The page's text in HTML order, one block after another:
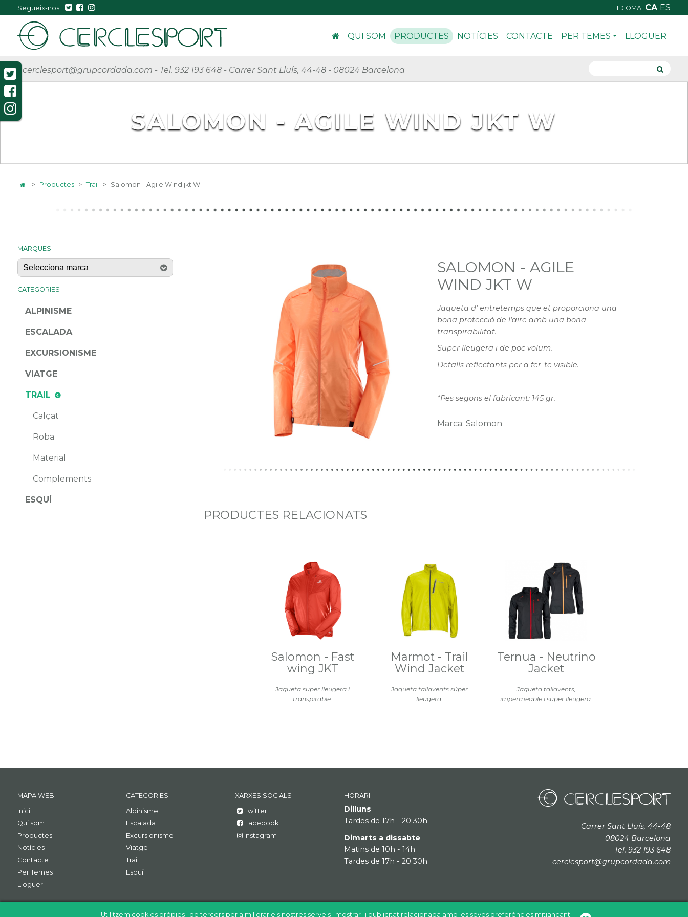
Utilitzem cookies pròpies i de tercers per a millorar els nostres serveis i mostrar-li publicitat relacionada amb les seves preferències mitjançant
Segueix-nos: IDIOMA: CA ES
QUI SOM PRODUCTES NOTÍCIES CONTACTE PER TEMES LLOGUER
cerclesport@grupcordada.com - Tel. 932 193 648 - Carrer Sant Lluís, 44-48 - 08024 Barcelona
SALOMON - AGILE WIND JKT W
> Productes > Trail > Salomon - Agile Wind jkt W
MARQUES
CATEGORIES
ALPINISME
ESCALADA
EXCURSIONISME
VIATGE
TRAIL
Calçat
Roba
Material
Complements
ESQUÍ
SALOMON - AGILE
WIND JKT W
Marca: Salomon
Jaqueta d' entretemps que et proporciona una
bona protecció de l'aire amb una bona
transpirabilitat.
Super lleugera i de poc volum.
Detalls reflectants per a fer-te visible.
*Pes segons el fabricant: 145 gr.
PRODUCTES RELACIONATS
Jaqueta super lleugera i
transpirable.
Salomon - Fast
wing JKT
Jaqueta tallavents súper
lleugera.
Marmot - Trail
Wind Jacket
Jaqueta tallavents,
impermeable i súper lleugera.
Ternua - Neutrino
Jacket
MAPA WEB
Inici
Qui som
Productes
Notícies
Contacte
Per Temes
Lloguer
CATEGORIES
Alpinisme
Escalada
Excursionisme
Viatge
Trail
Esquí
XARXES SOCIALS
Twitter
Facebook
Instagram
HORARI
Dilluns
Tardes de 17h - 20:30h
Dimarts a dissabte
Matins de 10h - 14h
Tardes de 17h - 20:30h
Carrer Sant Lluís, 44-48
08024 Barcelona
Tel. 932 193 648
cerclesport@grupcordada.com